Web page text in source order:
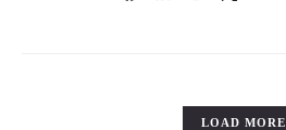
LOAD MORE